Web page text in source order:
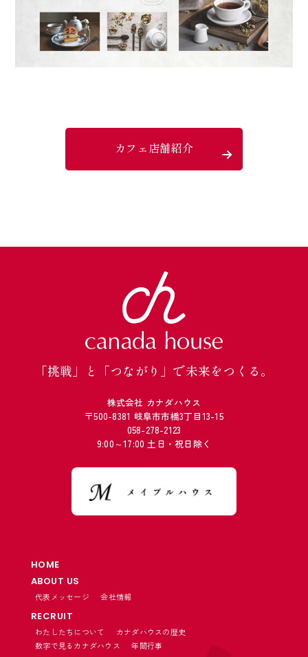
カフェ店舗紹介
「挑戦」と「つながり」で未来をつくる。
株式会社 カナダハウス
〒500-8381 岐阜市市橋3丁目13-15
058-278-2123
9:00～17:00 土日・祝日除く
HOME
ABOUT US
代表メッセージ 会社情報
RECRUIT
わたしたちについて
カナダハウスの歴史
数字で見るカナダハウス
年間行事